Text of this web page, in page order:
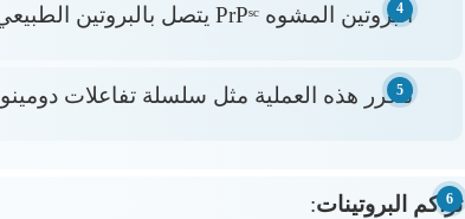
البروتين المشوه PrPˢᶜ يتصل بالبروتين الطبيعي PrPᶜ ويجبره على تغيير شكله ليُصبح مشوهًا هو الآخر.
تتكرر هذه العملية مثل سلسلة تفاعلات
تراكم البروتينات: